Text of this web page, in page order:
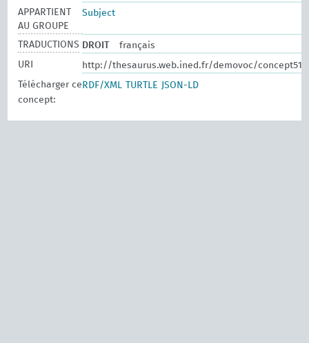
APPARTIENT
AU GROUPE
Subject
TRADUCTIONS DROIT
français
URI
http://thesaurus.web.ined.fr/demovoc/concept518
Télécharger ce
concept:
RDF/XML TURTLE JSON-LD